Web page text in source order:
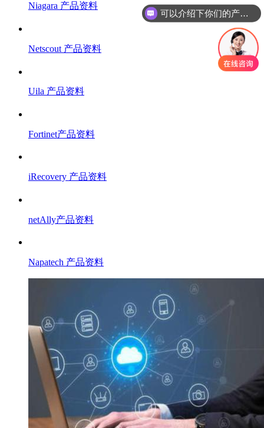
Niagara 产品资料
Netscout 产品资料
Uila 产品资料
Fortinet产品资料
iRecovery 产品资料
netAlly产品资料
Napatech 产品资料
可以介绍下你们的产品么